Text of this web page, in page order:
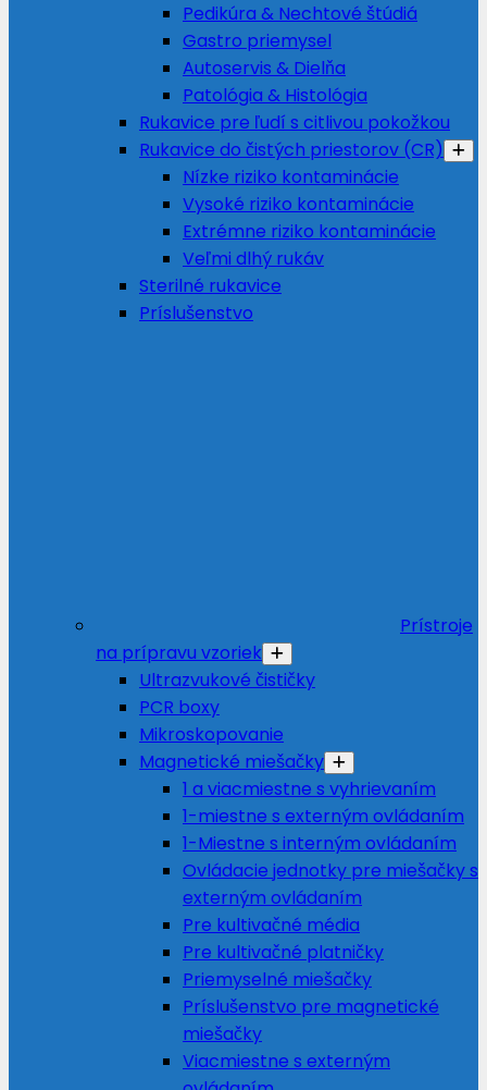
Pedikúra & Nechtové štúdiá
Gastro priemysel
Autoservis & Dielňa
Patológia & Histológia
Rukavice pre ľudí s citlivou pokožkou
Rukavice do čistých priestorov (CR)
Nízke riziko kontaminácie
Vysoké riziko kontaminácie
Extrémne riziko kontaminácie
Veľmi dlhý rukáv
Sterilné rukavice
Príslušenstvo
Prístroje
na prípravu vzoriek
Ultrazvukové čističky
PCR boxy
Mikroskopovanie
Magnetické miešačky
1 a viacmiestne s vyhrievaním
1-miestne s externým ovládaním
1-Miestne s interným ovládaním
Ovládacie jednotky pre miešačky s
externým ovládaním
Pre kultivačné média
Pre kultivačné platničky
Priemyselné miešačky
Príslušenstvo pre magnetické
miešačky
Viacmiestne s externým